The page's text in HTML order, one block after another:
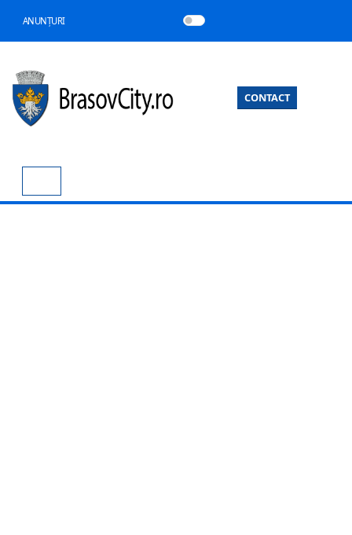
ANUNȚURI
CONTACT